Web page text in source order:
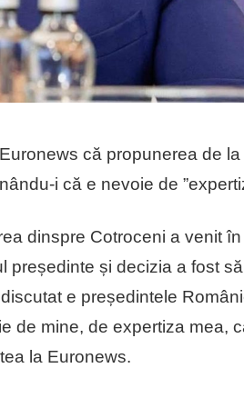
că propunerea de
i că e nevoie de
dinspre Cotroceni a venit
președinte și decizia a fost
e președintele
de mine, de expertiza mea,
la Euronews.